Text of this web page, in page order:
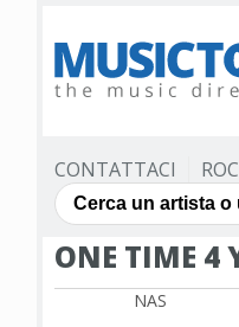
CONTATTACI
ONE TIME 4
NAS